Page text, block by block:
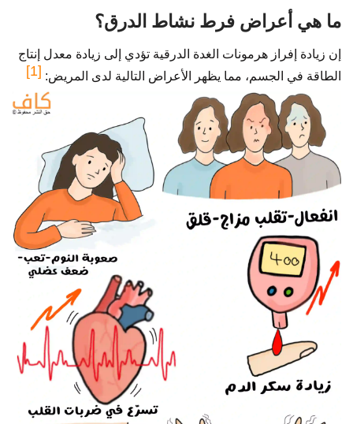
ما هي أعراض فرط نشاط الدرق؟
إن زيادة إفراز هرمونات الغدة الدرقية تؤدي إلى زيادة معدل إنتاج
الطاقة في الجسم، مما يظهر الأعراض التالية لدى المريض: [1]